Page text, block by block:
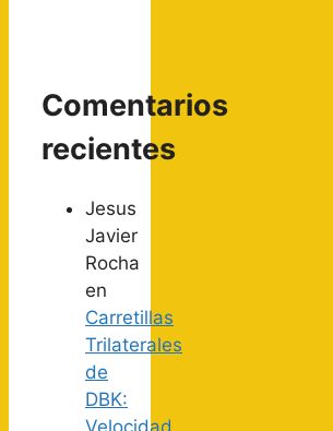
Comentarios
recientes
Jesus
Javier
Rocha
en
Carretillas
Trilaterales
de
DBK: